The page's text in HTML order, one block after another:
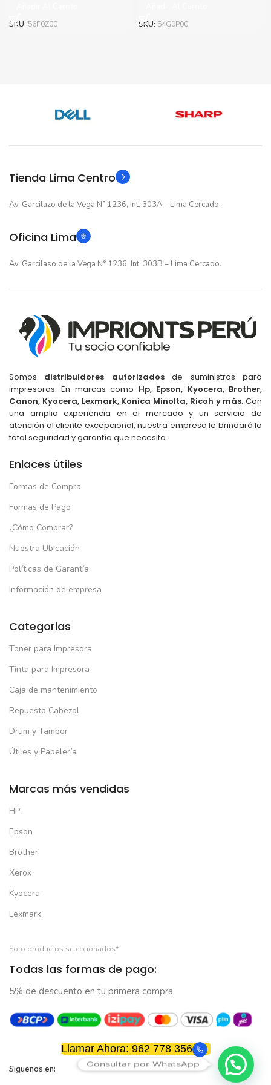
era:
SKU: 56F0Z00
era:
SKU: 54G0P00
Tienda Lima Centro
Av. Garcilazo de la Vega N° 1236, Int. 303A – Lima Cercado.
Oficina Lima
Av. Garcilaso de la Vega N° 1236, Int. 303B – Lima Cercado.
Somos distribuidores autorizadosde suministros para
impresoras. En marcas como Hp, Epson, Kyocera, Brother,
Canon, Kyocera, Lexmark, Konica Minolta, Ricoh y más. Con
una amplia experiencia en el mercado y un servicio de
atención al cliente excepcional, nuestra empresa le brindará la
total seguridad y garantía que necesita.
Enlaces útiles
Formas de Compra
Formas de Pago
¿Cómo Comprar?
Nuestra Ubicación
Políticas de Garantía
Información de empresa
Categorias
Toner para Impresora
Tinta para Impresora
Caja de mantenimiento
Repuesto Cabezal
Drum y Tambor
Útiles y Papelería
Marcas más vendidas
HP
Epson
Brother
Xerox
Kyocera
Lexmark
Solo productos seleccionados*
Todas las formas de pago:
5% de descuento en tu primera compra
Llamar Ahora: 962 778 356
Siguenos en: Consultar por WhatsApp